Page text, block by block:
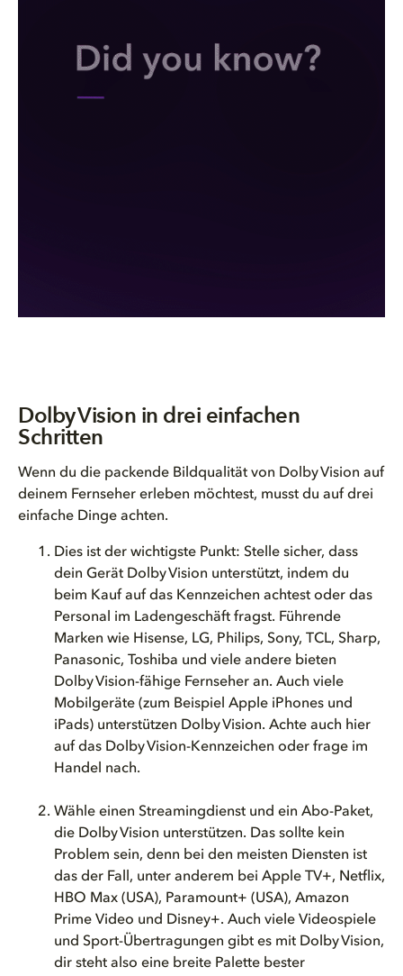
Dolby Vision in drei einfachen
Schritten
Wenn du die packende Bildqualität von Dolby Vision auf
deinem Fernseher erleben möchtest, musst du auf drei
einfache Dinge achten.
Dies ist der wichtigste Punkt: Stelle sicher, dass
dein Gerät Dolby Vision unterstützt, indem du
beim Kauf auf das Kennzeichen achtest oder das
Personal im Ladengeschäft fragst. Führende
Marken wie Hisense, LG, Philips, Sony, TCL, Sharp,
Panasonic,
Toshiba und viele andere bieten
Dolby Vision-fähige Fernseher an. Auch viele
Mobilgeräte (zum Beispiel Apple iPhones und
iPads) unterstützen Dolby Vision. Achte auch hier
auf das Dolby Vision-Kennzeichen oder frage im
Handel nach.
Wähle einen Streamingdienst und ein Abo-Paket,
die Dolby Vision unterstützen. Das sollte kein
Problem sein, denn bei den meisten Diensten ist
das der Fall, unter anderem bei Apple TV+, Netflix,
HBO Max (USA), Paramount+ (USA), Amazon
Prime Video und Disney+. Auch viele Videospiele
und Sport-Übertragungen gibt es mit Dolby Vision,
dir steht also eine breite Palette bester